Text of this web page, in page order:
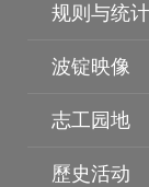
规则与统计
波锭映像
志工园地
歷史活动